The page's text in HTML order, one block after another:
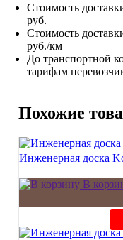
Стоимость
руб.
Стоимость
руб./км
До транспортной
тарифам
Похожие
Инженерная доска
В